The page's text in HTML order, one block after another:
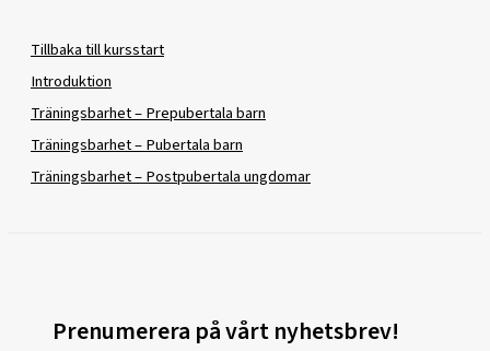
Tillbaka till kursstart
Introduktion
Träningsbarhet – Prepubertala barn
Träningsbarhet – Pubertala barn
Träningsbarhet – Postpubertala ungdomar
Prenumerera på vårt nyhetsbrev!